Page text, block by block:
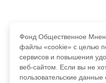
Фонд Общественное
файлы «cookie» с целью
сервисов и повышения
веб-сайтом. Если вы не
пользовательские данные